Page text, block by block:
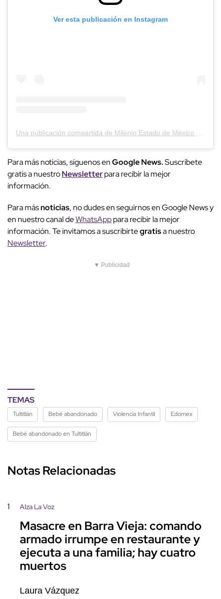
Ver esta publicación en Instagram
Una publicación compartida de Milenio Estado de México (@milenioestadodemexico)
Para más noticias, síguenos enGoogle News.Suscríbete
gratis a nuestroNewsletterpara recibir la mejor
información.
Para másnoticias, no dudes en seguirnos en Google News y
en nuestro canal deWhatsApppara recibir la mejor
información. Te invitamos a suscribirtegratisa nuestro
Newsletter.
▼ Publicidad
TEMAS
Tultitlán Bebé abandonado Violencia Infantil Edomex
Bebé abandonado en Tultitlán
Notas Relacionadas
1 Alza La Voz
Masacre en Barra Vieja: comando
armado irrumpe en restaurante y
ejecuta a una familia; hay cuatro
muertos
Laura Vázquez